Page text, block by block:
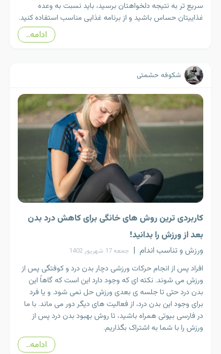
سریع تر به نتیجه دلخواهتان برسید، باید نسبت به وعده
غذاییتان حساس باشید و از برنامه غذایی مناسب استفاده کنید.
ادامه..
شکوفه حشمتی
کاربردی ترین روش های خانگی برای کاهش درد بدن
بعد از ورزش را بدانید!
ورزش و تناسب اندام | جمعه 17 شهریور 1402
افراد پس از انجام حرکات ورزشی دچار بدن درد و کوفتگی پس از
ورزش می شوند. نکته ای که وجود دارد این است که گاهاً این
بدن درد حتی تا جلسه ی بعدی ورزش حل نمی شود. و یا فرد
برای وجود این بدن درد، از فعالیت های دیگر دور می ماند. با ما
در فارسی بیوتی همراه باشید، تا روش بهبود بدن درد پس از
ورزش را با شما به اشتراک بگذاریم.
ادامه..